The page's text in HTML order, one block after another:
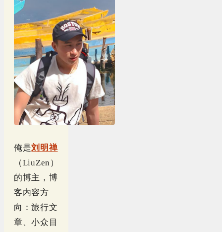
俺是刘明禅
（LiuZen）
的博主，博
客内容方
向：旅行文
章、小众目